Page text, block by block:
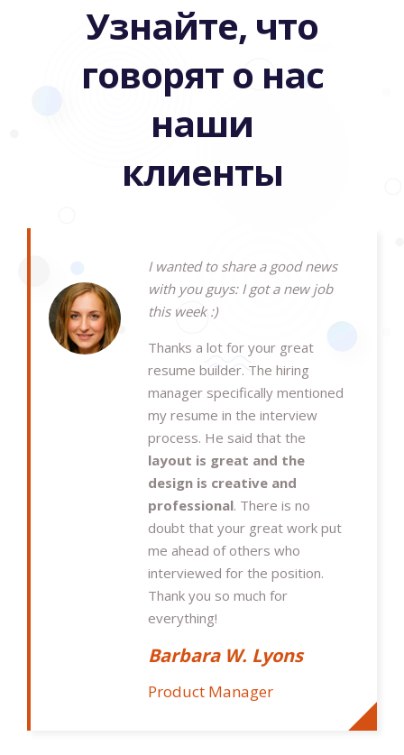
Узнайте, что
говорят о нас
наши
клиенты
I wanted to share a good news
with you guys: I got a new job
this week :)
Thanks a lot for your great
resume builder. The hiring
manager specifically mentioned
my resume in the interview
process. He said that the
layout is great and the
design is creative and
professional. There is no
doubt that your great work put
me ahead of others who
interviewed for the position.
Thank you so much for
everything!
Barbara W. Lyons
Product Manager